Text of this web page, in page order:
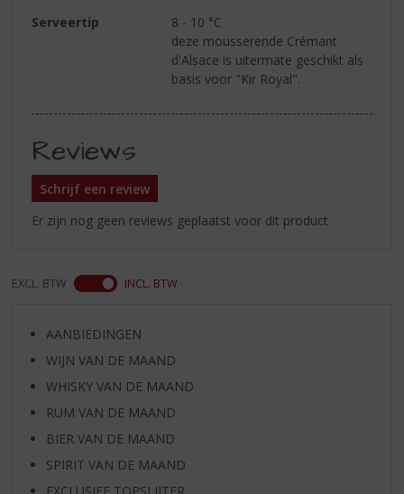
Serveertip
8 - 10 °C
deze mousserende Crémant
d'Alsace is uitermate geschikt als
basis voor "Kir Royal".
Reviews
Schrijf een review
Er zijn nog geen reviews geplaatst voor dit product
EXCL. BTW INCL. BTW
AANBIEDINGEN
WIJN VAN DE MAAND
WHISKY VAN DE MAAND
RUM VAN DE MAAND
BIER VAN DE MAAND
SPIRIT VAN DE MAAND